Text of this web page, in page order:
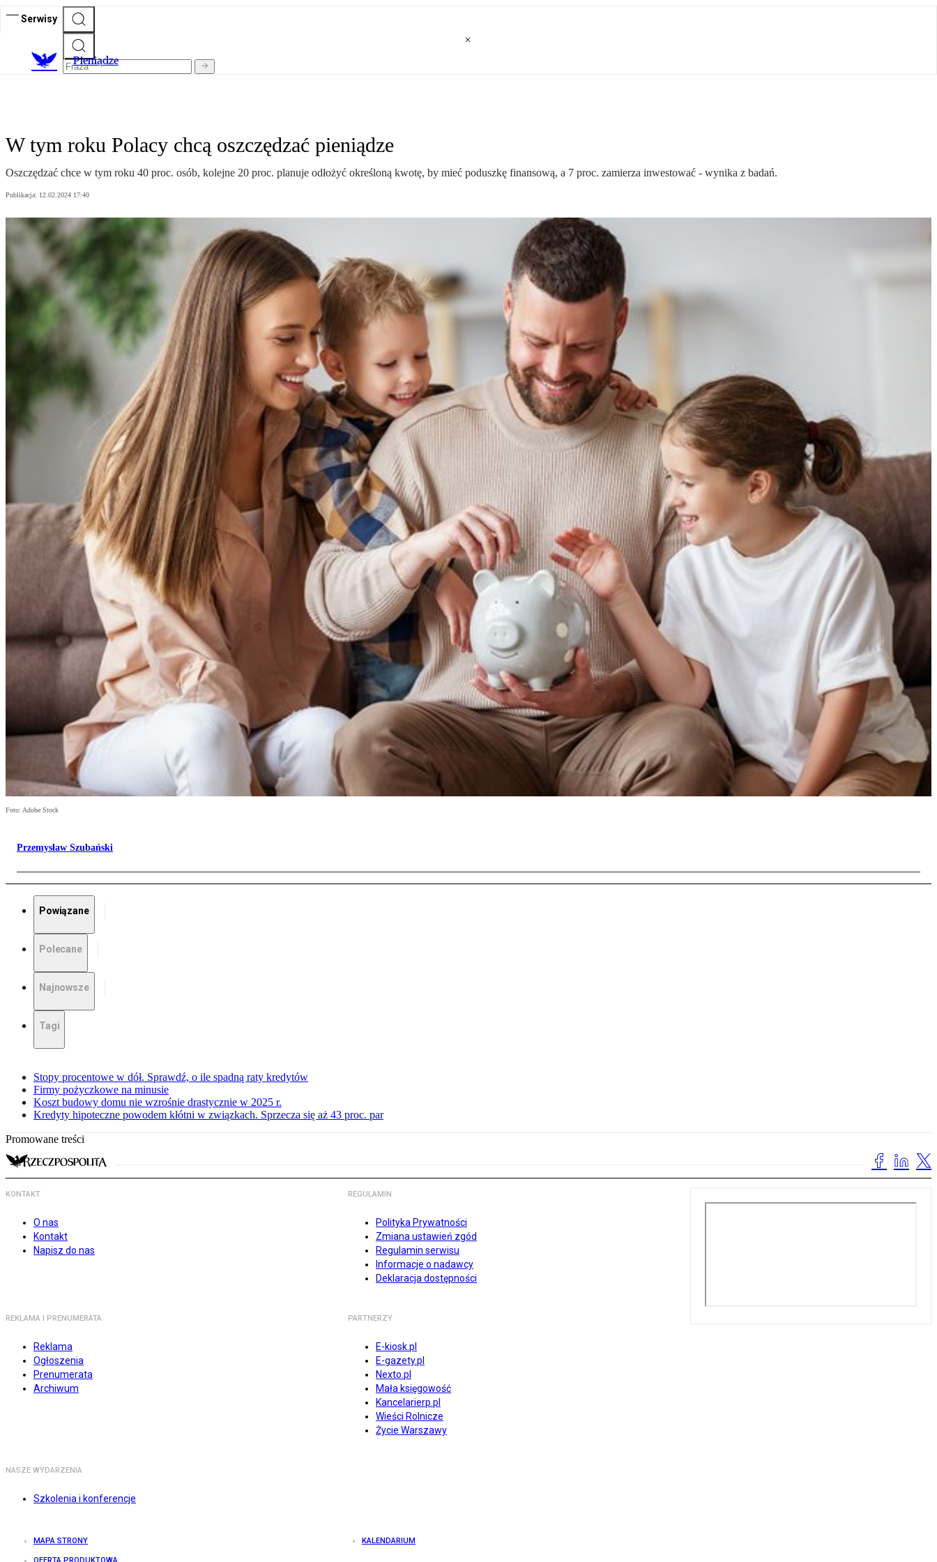
Serwisy
Pieniądze
W tym roku Polacy chcą oszczędzać pieniądze
Oszczędzać chce w tym roku 40 proc. osób, kolejne 20 proc. planuje odłożyć określoną kwotę, by mieć poduszkę finansową, a 7 proc. zamierza inwestować - wynika z badań.
Publikacja: 12.02.2024 17:40
Foto: Adobe Stock
Przemysław Szubański
Powiązane
Polecane
Najnowsze
Tagi
Stopy procentowe w dół. Sprawdź, o ile spadną raty kredytów
Firmy pożyczkowe na minusie
Koszt budowy domu nie wzrośnie drastycznie w 2025 r.
Kredyty hipoteczne powodem kłótni w związkach. Sprzecza się aż 43 proc. par
Promowane treści
KONTAKT
O nas
Kontakt
Napisz do nas
REGULAMIN
Polityka Prywatności
Zmiana ustawień zgód
Regulamin serwisu
Informacje o nadawcy
Deklaracja dostępności
REKLAMA I PRENUMERATA
Reklama
Ogłoszenia
Prenumerata
Archiwum
PARTNERZY
E-kiosk.pl
E-gazety.pl
Nexto.pl
Mała księgowość
Kancelarierp.pl
Wieści Rolnicze
Życie Warszawy
NASZE WYDARZENIA
Szkolenia i konferencje
MAPA STRONY KALENDARIUM